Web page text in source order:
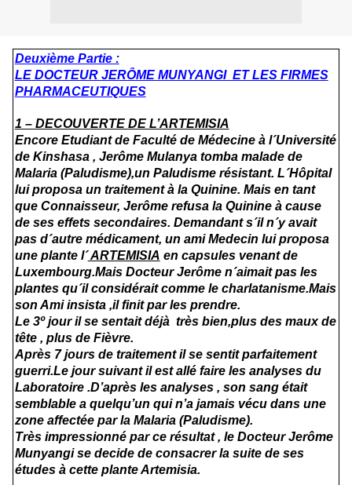
Deuxième Partie :
LE DOCTEUR JERÔME MUNYANGI ET LES FIRMES
PHARMACEUTIQUES
1 – DECOUVERTE DE L’ARTEMISIA
Encore Etudiant de Faculté de Médecine à l´Université
de Kinshasa , Jerôme Mulanya tomba malade de
Malaria (Paludisme),un Paludisme résistant. L´Hôpital
lui proposa un traitement à la Quinine. Mais en tant
que Connaisseur, Jerôme refusa la Quinine à cause
de ses effets secondaires. Demandant s´il n´y avait
pas d´autre médicament, un ami Medecin lui proposa
une plante l´ARTEMISIA en capsules venant de
Luxembourg.Mais Docteur Jerôme n´aimait pas les
plantes qu´il considérait comme le charlatanisme.Mais
son Ami insista ,il finit par les prendre.
Le 3º jour il se sentait déjà très bien,plus des maux de
tête , plus de Fièvre.
Après 7 jours de traitement il se sentit parfaitement
guerri.Le jour suivant il est allé faire les analyses du
Laboratoire .D’après les analyses , son sang était
semblable a quelqu’un qui n’a jamais vécu dans une
zone affectée par la Malaria (Paludisme).
Très impressionné par ce résultat , le Docteur Jerôme
Munyangi se decide de consacrer la suite de ses
études à cette plante Artemisia.